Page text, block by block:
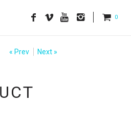
0
« Prev Next »